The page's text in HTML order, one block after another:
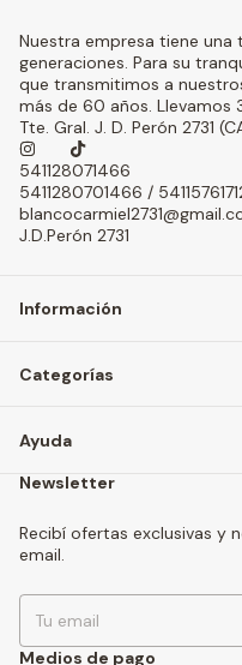
Nuestra empresa tiene
generaciones. Para su
que transmitimos a
más de 60 años. Llevamos
Tte. Gral. J. D. Perón 2731
541128071466
5411280701466 /
J.D.Perón 2731
Información
Categorías
Ayuda
Newsletter
Recibí ofertas exclusivas y
email.
Medios de pago